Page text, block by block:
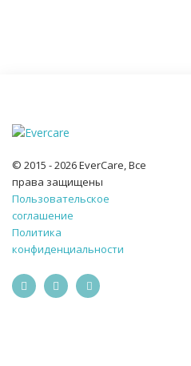
© 2015 - 2026 EverCare, Все
права защищены
Пользовательское
соглашение
Политика
конфиденциальности